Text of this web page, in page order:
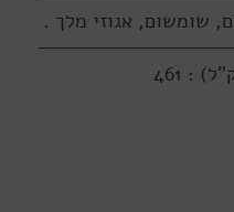
שומשום, אגוזי מלך .
: 461